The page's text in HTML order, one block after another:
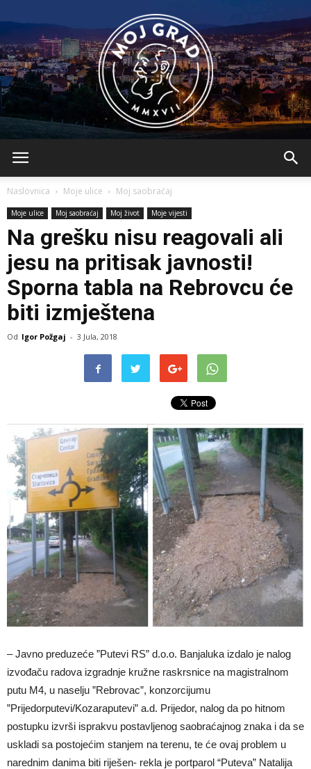
Naslovnica Moje ulice Moj saobraćaj
Moje ulice Moj saobraćaj Moj život Moje vijesti
Na grešku nisu reagovali ali
jesu na pritisak javnosti!
Sporna tabla na Rebrovcu će
biti izmještena
Od Igor Požgaj - 3 Jula, 2018
– Javno preduzeće ”Putevi RS” d.o.o. Banjaluka izdalo je nalog
izvođaču radova izgradnje kružne raskrsnice na magistralnom
putu M4, u naselju ”Rebrovac”, konzorcijumu
”Prijedorputevi/Kozaraputevi” a.d. Prijedor, nalog da po hitnom
postupku izvrši isprakvu postavljenog saobraćajnog znaka i da se
uskladi sa postojećim stanjem na terenu, te će ovaj problem u
narednim danima biti riješen- rekla je portparol “Puteva” Natalija